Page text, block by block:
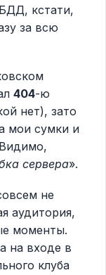
кстати,
за всю
404-ю
нет), зато
мои сумки и
сервера».
не
аудитория,
моменты.
на входе в
клуба